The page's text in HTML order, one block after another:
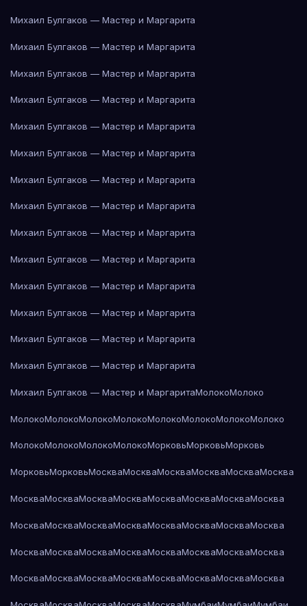
Михаил Булгаков — Мастер и Маргарита
Михаил Булгаков — Мастер и Маргарита
Михаил Булгаков — Мастер и Маргарита
Михаил Булгаков — Мастер и Маргарита
Михаил Булгаков — Мастер и Маргарита
Михаил Булгаков — Мастер и Маргарита
Михаил Булгаков — Мастер и Маргарита
Михаил Булгаков — Мастер и Маргарита
Михаил Булгаков — Мастер и Маргарита
Михаил Булгаков — Мастер и Маргарита
Михаил Булгаков — Мастер и Маргарита
Михаил Булгаков — Мастер и Маргарита
Михаил Булгаков — Мастер и Маргарита
Михаил Булгаков — Мастер и Маргарита
Михаил Булгаков — Мастер и МаргаритаМолокоМолоко
МолокоМолокоМолокоМолокоМолокоМолокоМолокоМолоко
МолокоМолокоМолокоМолокоМорковьМорковьМорковь
МорковьМорковьМоскваМоскваМоскваМоскваМоскваМосква
МоскваМоскваМоскваМоскваМоскваМоскваМоскваМосква
МоскваМоскваМоскваМоскваМоскваМоскваМоскваМосква
МоскваМоскваМоскваМоскваМоскваМоскваМоскваМосква
МоскваМоскваМоскваМоскваМоскваМоскваМоскваМосква